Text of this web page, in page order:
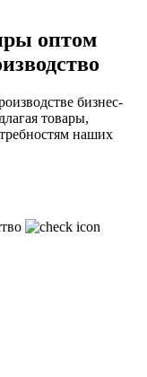
оптом
бизнес-
товары,
наших